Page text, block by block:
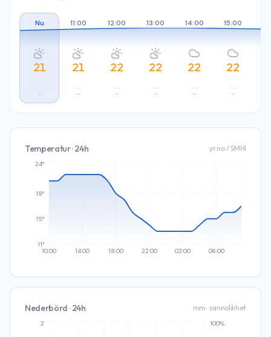
Nu
21
–
11:00
21
–
12:00
22
–
13:00
22
–
14:00
22
–
15:00
22
–
Temperatur · 24h yr.no / SMHI
10:00 14:00 18:00 22:00 02:00 06:00
11°
15°
19°
24°
Nederbörd · 24h mm · sannolikhet
2 100%